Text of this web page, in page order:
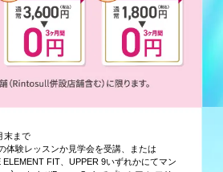
末まで
体験レッスンか見学会を受講、または
ELEMENT FIT、UPPER 9いずれかにてマン